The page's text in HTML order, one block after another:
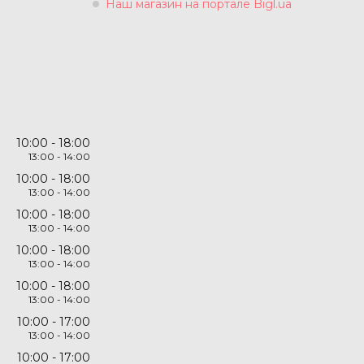
Наш магазин на портале Bigl.ua
10:00 18:00
13:00 14:00
10:00 18:00
13:00 14:00
10:00 18:00
13:00 14:00
10:00 18:00
13:00 14:00
10:00 18:00
13:00 14:00
10:00 17:00
13:00 14:00
10:00 17:00